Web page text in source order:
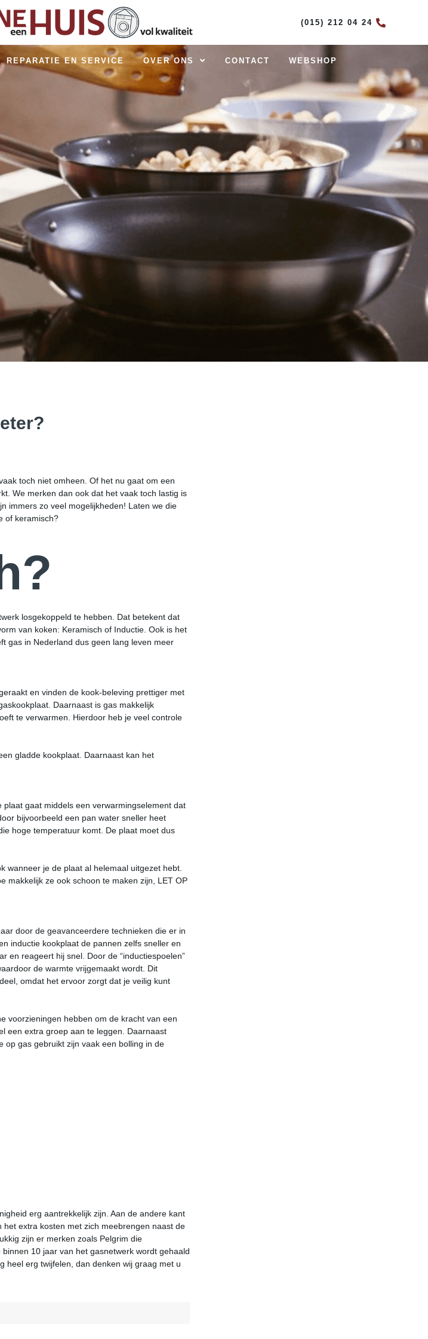
(015) 212 04 24
REPARATIE EN SERVICE OVER ONS CONTACT WEBSHOP
toch niet omheen. Of het nu gaat om een
We merken dan ook dat het vaak toch lastig is
immers zo veel mogelijkheden! Laten we die
of keramisch?
losgekoppeld te hebben. Dat betekent dat
van koken: Keramisch of Inductie. Ook is het
gas in Nederland dus geen lang leven meer
en vinden de kook-beleving prettiger met
Daarnaast is gas makkelijk
te verwarmen. Hierdoor heb je veel controle
gladde kookplaat. Daarnaast kan het
gaat middels een verwarmingselement dat
bijvoorbeeld een pan water sneller heet
hoge temperatuur komt. De plaat moet dus
wanneer je de plaat al helemaal uitgezet hebt.
makkelijk ze ook schoon te maken zijn, LET OP
door de geavanceerdere technieken die er in
inductie kookplaat de pannen zelfs sneller en
en reageert hij snel. Door de “inductiespoelen”
de warmte vrijgemaakt wordt. Dit
omdat het ervoor zorgt dat je veilig kunt
voorzieningen hebben om de kracht van een
een extra groep aan te leggen. Daarnaast
op gas gebruikt zijn vaak een bolling in de
erg aantrekkelijk zijn. Aan de andere kant
extra kosten met zich meebrengen naast de
zijn er merken zoals Pelgrim die
10 jaar van het gasnetwerk wordt gehaald
heel erg twijfelen, dan denken wij graag met u